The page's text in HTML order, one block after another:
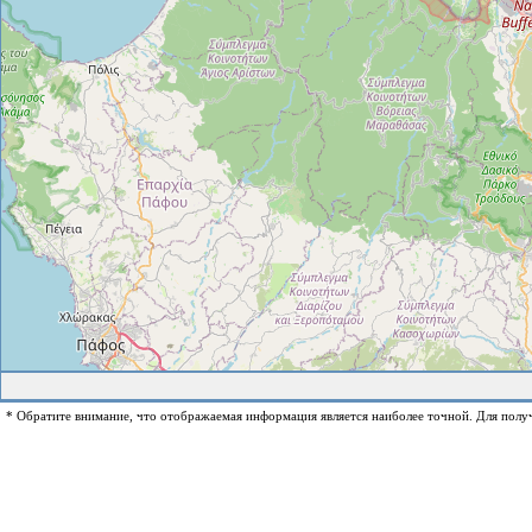
* Обратите внимание, что отображаемая информация является наиболее точной. Для